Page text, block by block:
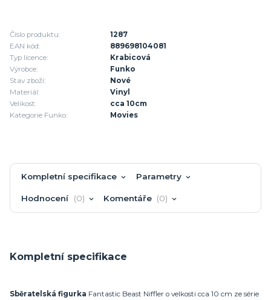
Číslo produktu:
1287
EAN kód:
889698104081
Typ licence:
Krabicová
Výrobce:
Funko
Stav zboží:
Nové
Materiál:
Vinyl
Velikost:
cca 10cm
Kategorie Funko:
Movies
Kompletní specifikace Parametry
Hodnocení 0 Komentáře 0
Kompletní specifikace
Sběratelská figurka Fantastic Beast Niffler o velkosti cca 10 cm ze série